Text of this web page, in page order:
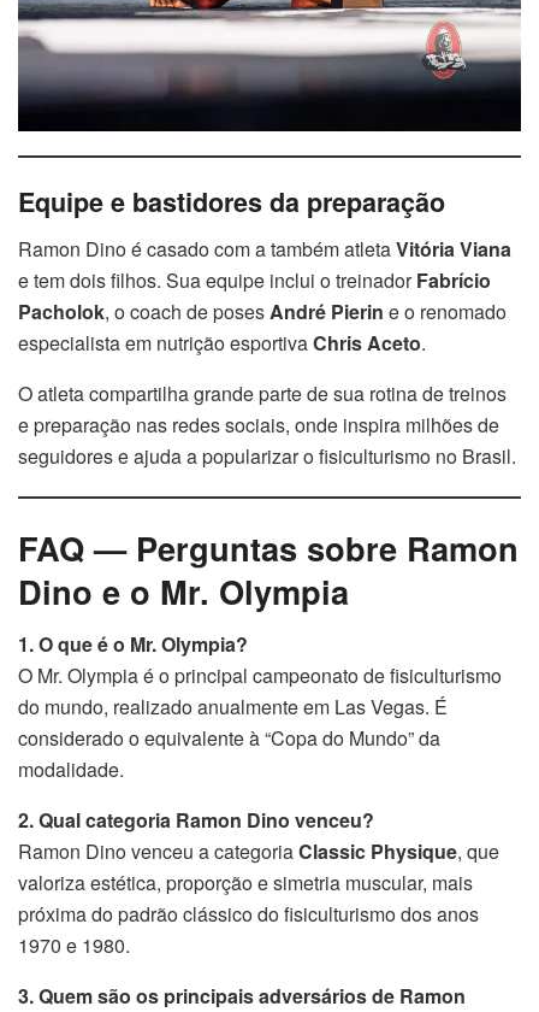
Equipe e bastidores da preparação
Ramon Dino é casado com a também atletaVitória Viana
e tem dois filhos. Sua equipe inclui o treinadorFabrício
Pacholok, o coach de posesAndré Pierin e o renomado
especialista em nutrição esportivaChris Aceto.
O atleta compartilha grande parte de sua rotina de treinos
e preparação nas redes sociais, onde inspira milhões de
seguidores e ajuda a popularizar o fisiculturismo no Brasil.
FAQ — Perguntas sobre Ramon
Dino e o Mr. Olympia
1. O que é o Mr. Olympia?
O Mr. Olympia é o principal campeonato de fisiculturismo
do mundo, realizado anualmente em Las Vegas. É
considerado o equivalente à “Copa do Mundo” da
modalidade.
2. Qual categoria Ramon Dino venceu?
Ramon Dino venceu a categoriaClassic Physique, que
valoriza estética, proporção e simetria muscular, mais
próxima do padrão clássico do fisiculturismo dos anos
1970 e 1980.
3. Quem são os principais adversários de Ramon